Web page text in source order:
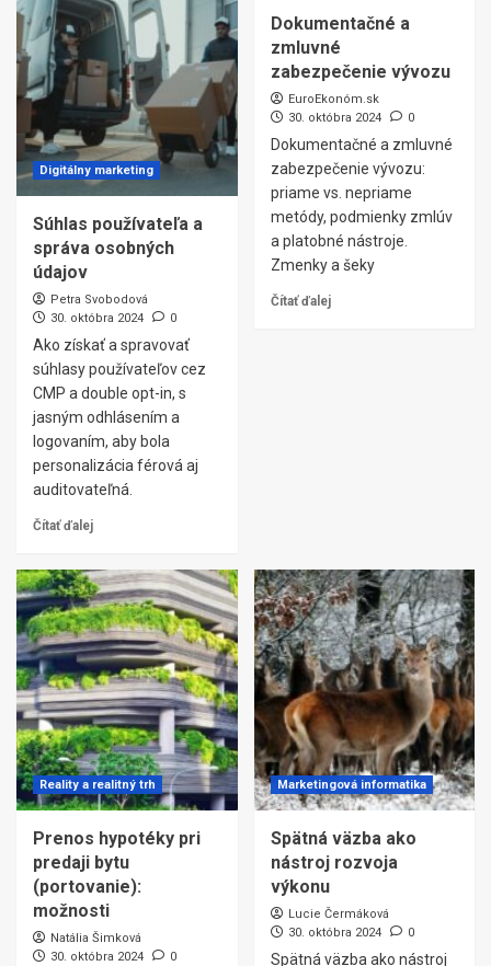
Digitálny marketing
Súhlas používateľa a
správa osobných
údajov
Petra Svobodová
30. októbra 2024
0
Ako získať a spravovať
súhlasy používateľov cez
CMP a double opt-in, s
jasným odhlásením a
logovaním, aby bola
personalizácia férová aj
auditovateľná.
Čítať ďalej
Dokumentačné a
zmluvné
zabezpečenie vývozu
EuroEkonóm.sk
30. októbra 2024
0
Dokumentačné a zmluvné
zabezpečenie vývozu:
priame vs. nepriame
metódy, podmienky zmlúv
a platobné nástroje.
Zmenky a šeky
Čítať ďalej
Reality a realitný trh
Prenos hypotéky pri
predaji bytu
(portovanie):
možnosti
Natália Šimková
30. októbra 2024
0
Marketingová informatika
Spätná väzba ako
nástroj rozvoja
výkonu
Lucie Čermáková
30. októbra 2024
0
Spätná väzba ako nástroj